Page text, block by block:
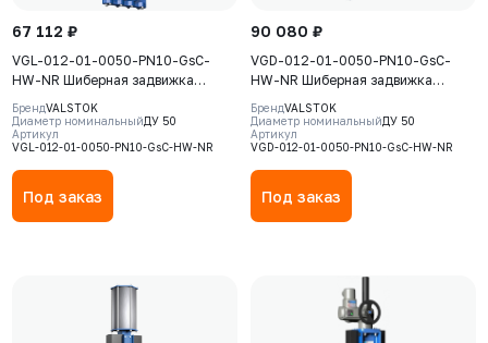
67 112 ₽
VGL-012-01-0050-PN10-GsC-
HW-NR Шиберная задвижка
Valstok, серия VGL, DN0050, PN10,
штурвал, выдвижной шток, корпус
GJS-500-7 (GGG50), нож AISI304,
Rubber
БрендVALSTOK
Диаметр номинальныйДУ 50
Артикул
VGL-012-01-0050-PN10-GsC-HW-NR
Под заказ
90 080 ₽
VGD-012-01-0050-PN10-GsC-
HW-NR Шиберная задвижка
Valstok, серия VGD, DN0050, PN10,
штурвал, выдвижной шток, корпус
GJS-500-7 (GGG50), нож AISI304,
Rubber
БрендVALSTOK
Диаметр номинальныйДУ 50
Артикул
VGD-012-01-0050-PN10-GsC-HW-NR
Под заказ